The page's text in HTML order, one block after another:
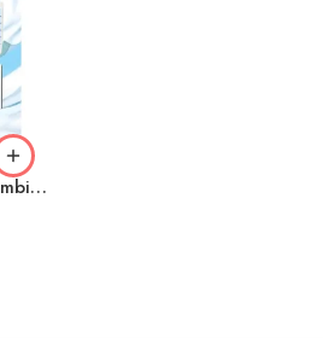
Ambi Pur 3volution Recambio+difusor Aire Limpio